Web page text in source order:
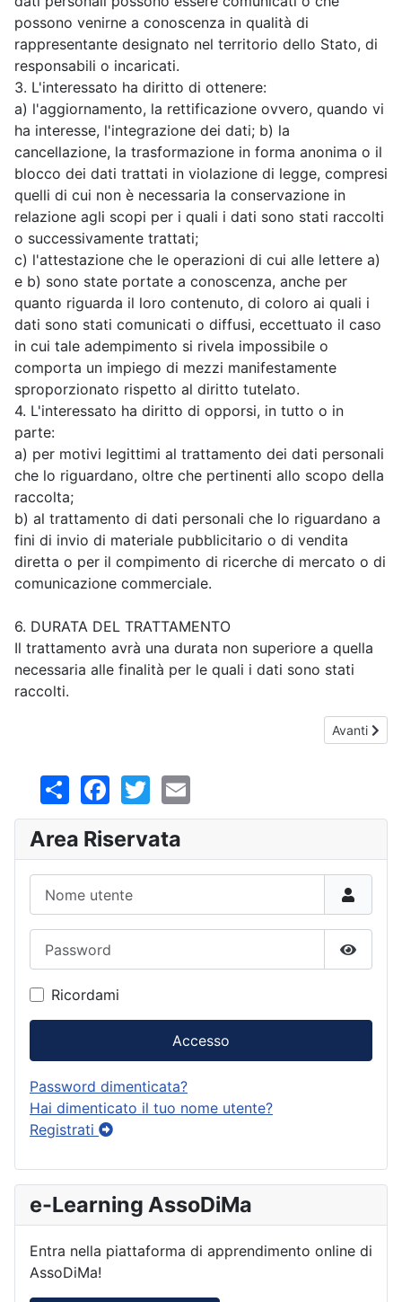
possono venirne a conoscenza in qualità di
rappresentante designato nel territorio dello Stato, di
responsabili o incaricati.
3. L'interessato ha diritto di ottenere:
a) l'aggiornamento, la rettificazione ovvero, quando vi
ha interesse, l'integrazione dei dati; b) la
cancellazione, la trasformazione in forma anonima o il
blocco dei dati trattati in violazione di legge, compresi
quelli di cui non è necessaria la conservazione in
relazione agli scopi per i quali i dati sono stati raccolti
o successivamente trattati;
c) l'attestazione che le operazioni di cui alle lettere a)
e b) sono state portate a conoscenza, anche per
quanto riguarda il loro contenuto, di coloro ai quali i
dati sono stati comunicati o diffusi, eccettuato il caso
in cui tale adempimento si rivela impossibile o
comporta un impiego di mezzi manifestamente
sproporzionato rispetto al diritto tutelato.
4. L'interessato ha diritto di opporsi, in tutto o in
parte:
a) per motivi legittimi al trattamento dei dati personali
che lo riguardano, oltre che pertinenti allo scopo della
raccolta;
b) al trattamento di dati personali che lo riguardano a
fini di invio di materiale pubblicitario o di vendita
diretta o per il compimento di ricerche di mercato o di
comunicazione commerciale.
6. DURATA DEL TRATTAMENTO
Il trattamento avrà una durata non superiore a quella
necessaria alle finalità per le quali i dati sono stati
raccolti.
Articolo
Avanti
ShareFacebook
Twitter
Area Riservata
Mostra
Ricordami
Accesso
Password dimenticata?
Hai dimenticato il tuo nome utente?
Registrati
e-Learning AssoDiMa
Entra nella piattaforma di apprendimento online di
AssoDiMa!